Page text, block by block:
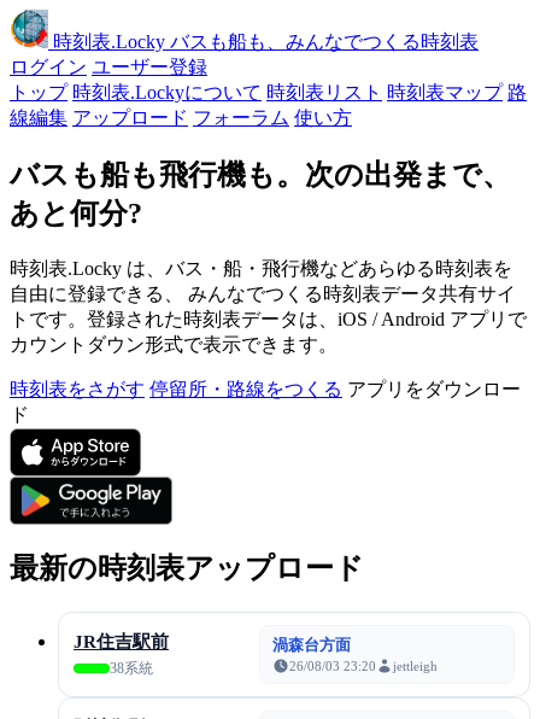
時刻表.Locky バスも船も、みんなでつくる時刻表
ログイン ユーザー登録
トップ 時刻表.Lockyについて 時刻表リスト 時刻表マップ 路
線編集 アップロード フォーラム 使い方
バスも船も飛行機も。次の出発まで、
あと何分?
時刻表.Locky は、バス・船・飛行機などあらゆる時刻表を
自由に登録できる、 みんなでつくる時刻表データ共有サイ
トです。登録された時刻表データは、iOS / Android アプリで
カウントダウン形式で表示できます。
時刻表をさがす 停留所・路線をつくる アプリをダウンロー
ド
最新の時刻表アップロード
JR住吉駅前
38系統
渦森台方面
26/08/03 23:20 jettleigh